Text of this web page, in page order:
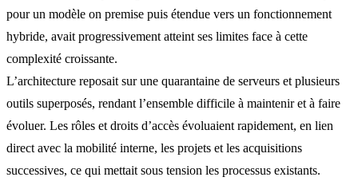
pour un modèle on premise puis étendue vers un fonctionnement
hybride, avait progressivement atteint ses limites face à cette
complexité croissante.
L’architecture reposait sur une quarantaine de serveurs et plusieurs
outils superposés, rendant l’ensemble difficile à maintenir et à faire
évoluer. Les rôles et droits d’accès évoluaient rapidement, en lien
direct avec la mobilité interne, les projets et les acquisitions
successives, ce qui mettait sous tension les processus existants.